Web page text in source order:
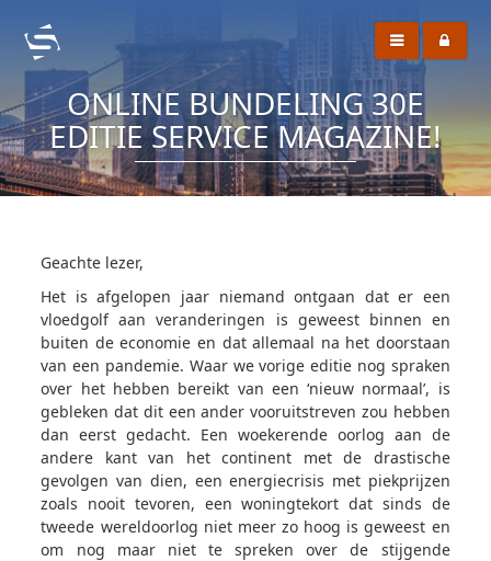
ONLINE BUNDELING 30E
EDITIE SERVICE MAGAZINE!
Geachte lezer,
Het is afgelopen jaar niemand ontgaan dat er een
vloedgolf aan veranderingen is geweest binnen en
buiten de economie en dat allemaal na het doorstaan
van een pandemie. Waar we vorige editie nog spraken
over het hebben bereikt van een ‘nieuw normaal’, is
gebleken dat dit een ander vooruitstreven zou hebben
dan eerst gedacht. Een woekerende oorlog aan de
andere kant van het continent met de drastische
gevolgen van dien, een energiecrisis met piekprijzen
zoals nooit tevoren, een woningtekort dat sinds de
tweede wereldoorlog niet meer zo hoog is geweest en
om nog maar niet te spreken over de stijgende